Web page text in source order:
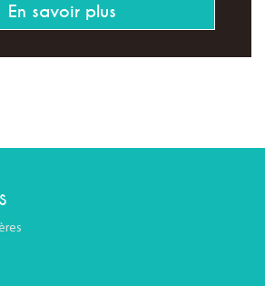
En savoir plus